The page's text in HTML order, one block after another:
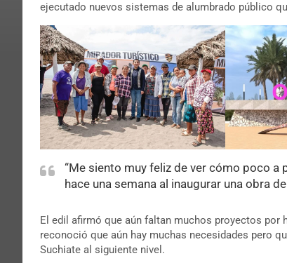
ejecutado nuevos sistemas de alumbrado público
“Me siento muy feliz de ver cómo poco a
hace una semana al inaugurar una obra
El edil afirmó que aún faltan muchos proyectos por
reconoció que aún hay muchas necesidades pero
Suchiate al siguiente nivel.